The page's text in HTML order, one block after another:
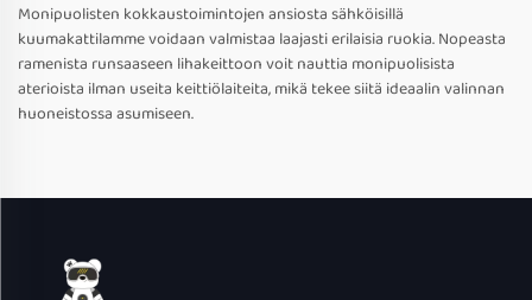
Monipuolisten kokkaustoimintojen ansiosta sähköisillä
kuumakattilamme voidaan valmistaa laajasti erilaisia ruokia. Nopeasta
ramenista runsaaseen lihakeittoon voit nauttia monipuolisista
aterioista ilman useita keittiölaiteita, mikä tekee siitä ideaalin valinnan
huoneistossa asumiseen.